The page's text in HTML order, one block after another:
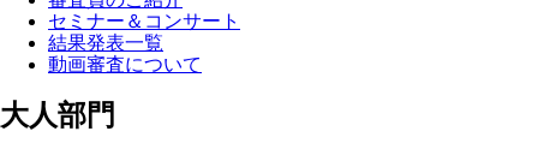
セミナー＆コンサート
結果発表一覧
動画審査について
大人部門